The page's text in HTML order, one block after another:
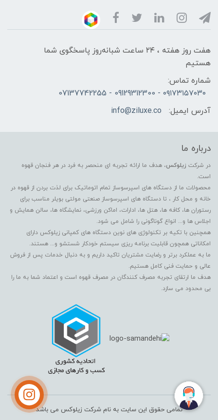
هفت روز هفته ، ۲۴ ساعت شبانه‌روز پاسخگوی شما
هستیم
شماره تماس:
۰۹۱۷۳۱۵۷۰۳۰ - 09129312300 - 07137742255
آدرس ایمیل:
info@ziluxe.co
درباره ما
در شرکت زیلوکس، هدف ما ارائه تجربه ای منحصر به فرد در هر فنجان قهوه
است.
محصولات ما از دستگاه های اسپرسوساز تمام اتوماتیک برای لذت بردن از قهوه در
خانه و محل کار ، تا دستگاه های اسپرسوساز صنعتی مولتی بویلر مناسب برای
رستوران ها، کافه ها، هتل ها، ادارات، اماکن ورزشی، نمایشگاه ها، سالن همایش و
اجلاس ها و... انواع گوناگونی را شامل می شود.
همچنین با تکیه بر تکنولوژی های نوین دستگاه های کمپانی زیلوکس دارای
امکاناتی همچون قابلیت برنامه ریزی سیستم خودکار شستشو و... هستند.
ما به عملکرد برتر و رضایت مشتریان تاکید داریم و به دنبال خدمات پس از فروش
عالی و حمایت فنی کامل هستیم.
هدف ما ارتقای تجربه مصرف کنندگان در مصرف قهوه است و اعتماد شما به ما را
بی محدود می سازد.
تمامی حقوق این سایت به نام شرکت زیلوکس می باشد